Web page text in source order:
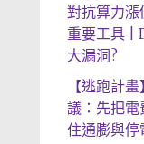
對抗算力
重要工具 |
大漏洞?
【逃跑計
議：先把電
住通膨與停